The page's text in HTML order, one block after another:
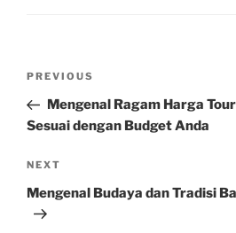
Previous
Post
PREVIOUS
Mengenal Ragam Harga
Sesuai dengan Budget Anda
Next
Post
NEXT
Mengenal Budaya dan Tradisi